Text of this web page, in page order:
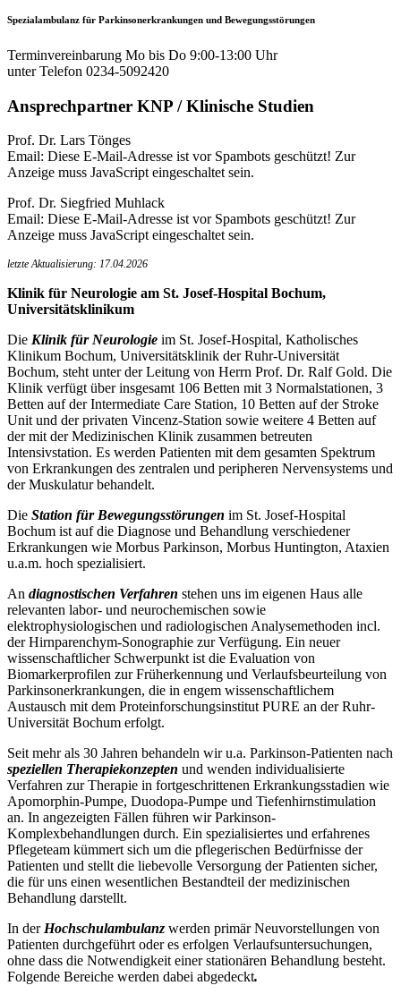
Spezialambulanz für Parkinsonerkrankungen und Bewegungsstörungen
Terminvereinbarung Mo bis Do 9:00-13:00 Uhr
unter Telefon 0234-5092420
Ansprechpartner KNP / Klinische Studien
Prof. Dr. Lars Tönges
Email: Diese E-Mail-Adresse ist vor Spambots geschützt! Zur
Anzeige muss JavaScript eingeschaltet sein.
Prof. Dr. Siegfried Muhlack
Email: Diese E-Mail-Adresse ist vor Spambots geschützt! Zur
Anzeige muss JavaScript eingeschaltet sein.
letzte Aktualisierung: 17.04.2026
Klinik für Neurologie am St. Josef-Hospital Bochum,
Universitätsklinikum
Die Klinik für Neurologie im St. Josef-Hospital, Katholisches
Klinikum Bochum, Universitätsklinik der Ruhr-Universität
Bochum, steht unter der Leitung von Herrn Prof. Dr. Ralf Gold. Die
Klinik verfügt über insgesamt 106 Betten mit 3 Normalstationen, 3
Betten auf der Intermediate Care Station, 10 Betten auf der Stroke
Unit und der privaten Vincenz-Station sowie weitere 4 Betten auf
der mit der Medizinischen Klinik zusammen betreuten
Intensivstation. Es werden Patienten mit dem gesamten Spektrum
von Erkrankungen des zentralen und peripheren Nervensystems und
der Muskulatur behandelt.
Die Station für Bewegungsstörungen im St. Josef-Hospital
Bochum ist auf die Diagnose und Behandlung verschiedener
Erkrankungen wie Morbus Parkinson, Morbus Huntington, Ataxien
u.a.m. hoch spezialisiert.
An diagnostischen Verfahren stehen uns im eigenen Haus alle
relevanten labor- und neurochemischen sowie
elektrophysiologischen und radiologischen Analysemethoden incl.
der Hirnparenchym-Sonographie zur Verfügung. Ein neuer
wissenschaftlicher Schwerpunkt ist die Evaluation von
Biomarkerprofilen zur Früherkennung und Verlaufsbeurteilung von
Parkinsonerkrankungen, die in engem wissenschaftlichem
Austausch mit dem Proteinforschungsinstitut PURE an der Ruhr-
Universität Bochum erfolgt.
Seit mehr als 30 Jahren behandeln wir u.a. Parkinson-Patienten nach
speziellen Therapiekonzepten und wenden individualisierte
Verfahren zur Therapie in fortgeschrittenen Erkrankungsstadien wie
Apomorphin-Pumpe, Duodopa-Pumpe und Tiefenhirnstimulation
an. In angezeigten Fällen führen wir Parkinson-
Komplexbehandlungen durch. Ein spezialisiertes und erfahrenes
Pflegeteam kümmert sich um die pflegerischen Bedürfnisse der
Patienten und stellt die liebevolle Versorgung der Patienten sicher,
die für uns einen wesentlichen Bestandteil der medizinischen
Behandlung darstellt.
In der Hochschulambulanz werden primär Neuvorstellungen von
Patienten durchgeführt oder es erfolgen Verlaufsuntersuchungen,
ohne dass die Notwendigkeit einer stationären Behandlung besteht.
Folgende Bereiche werden dabei abgedeckt.